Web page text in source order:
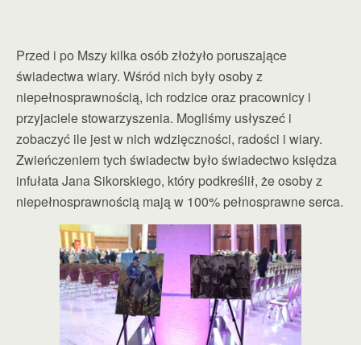
Przed i po Mszy kilka osób złożyło poruszające
świadectwa wiary. Wśród nich były osoby z
niepełnosprawnością, ich rodzice oraz pracownicy i
przyjaciele stowarzyszenia. Mogliśmy usłyszeć i
zobaczyć ile jest w nich wdzięczności, radości i wiary.
Zwieńczeniem tych świadectw było świadectwo księdza
infułata Jana Sikorskiego, który podkreślił, że osoby z
niepełnosprawnością mają w 100% pełnosprawne serca.